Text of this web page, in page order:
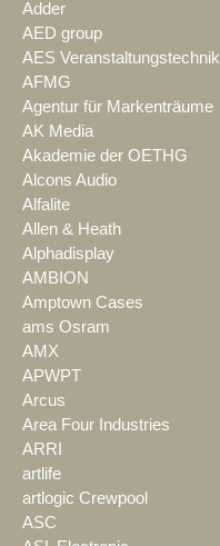
Adder
AED group
AES Veranstaltungstechnik
AFMG
Agentur für Markenträume
AK Media
Akademie der OETHG
Alcons Audio
Alfalite
Allen & Heath
Alphadisplay
AMBION
Amptown Cases
ams Osram
AMX
APWPT
Arcus
Area Four Industries
ARRI
artlife
artlogic Crewpool
ASC